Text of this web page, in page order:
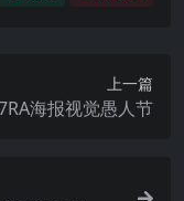
上一篇
海报视觉愚人节